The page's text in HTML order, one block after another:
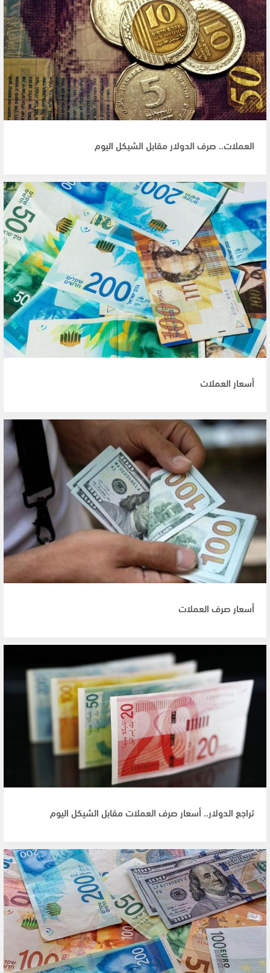
العملات.. صرف الدولار مقابل الشيكل اليوم
أسعار العملات
أسعار صرف العملات
تراجع الدولار.. أسعار صرف العملات مقابل الشيكل اليوم